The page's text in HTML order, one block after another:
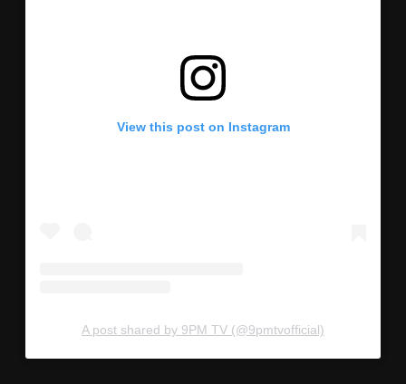
View this post on Instagram
A post shared by 9PM TV (@9pmtvofficial)